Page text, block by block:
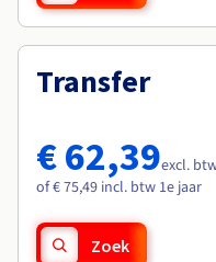
Transfer
€ 62,39excl.
of € 75,49 incl. btw 1e jaar
Zoek